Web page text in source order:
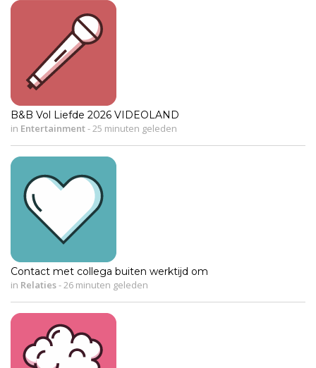
B&B Vol Liefde 2026 VIDEOLAND
in Entertainment-25 minuten geleden
Contact met collega buiten werktijd om
in Relaties-26 minuten geleden